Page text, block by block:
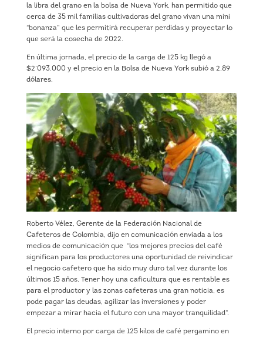
la libra del grano en la bolsa de Nueva York, han permitido que
cerca de 35 mil familias cultivadoras del grano vivan una mini
“bonanza” que les permitirá recuperar perdidas y proyectar lo
que será la cosecha de 2022.
En última jornada, el precio de la carga de 125 kg llegó a
$2’093.000 y el precio en la Bolsa de Nueva York subió a 2,89
dólares.
Roberto Vélez, Gerente de la Federación Nacional de
Cafeteros de Colombia, dijo en comunicación enviada a los
medios de comunicación que “los mejores precios del café
significan para los productores una oportunidad de reivindicar
el negocio cafetero que ha sido muy duro tal vez durante los
últimos 15 años. Tener hoy una caficultura que es rentable es
para el productor y las zonas cafeteras una gran noticia, es
pode pagar las deudas, agilizar las inversiones y poder
empezar a mirar hacia el futuro con una mayor tranquilidad”.
El precio interno por carga de 125 kilos de café pergamino en